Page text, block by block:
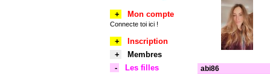
abi86
+ Mon compte
Connecte toi ici !
+
Inscription
+
Membres
-
Les filles